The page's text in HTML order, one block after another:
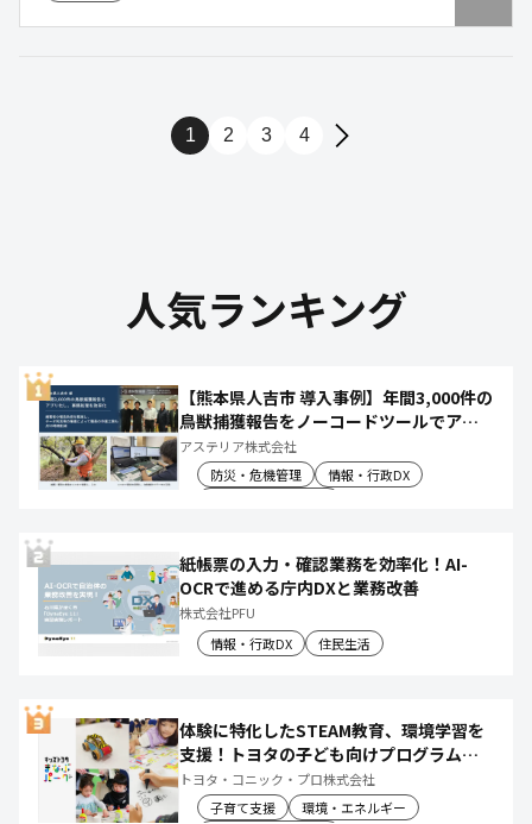
た変革に挑戦する方々の「真のソリューションパー
トナー」でいたいと考えてます。
1 2 3 4
人気ランキング
【熊本県人吉市 導入事例】年間3,000件の
鳥獣捕獲報告をノーコードツールでアプ
リ化し、月50時間の庁内作業を削減
アステリア株式会社
防災・危機管理
情報・行政DX
紙帳票の入力・確認業務を効率化！AI-
OCRで進める庁内DXと業務改善
株式会社PFU
情報・行政DX
住民生活
体験に特化したSTEAM教育、環境学習を
支援！トヨタの子ども向けプログラムで
社会や将来について楽しく学べる体験機
会を創出
トヨタ・コニック・プロ株式会社
子育て支援
環境・エネルギー